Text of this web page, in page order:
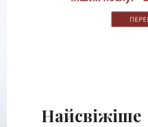
Найсвіжіше